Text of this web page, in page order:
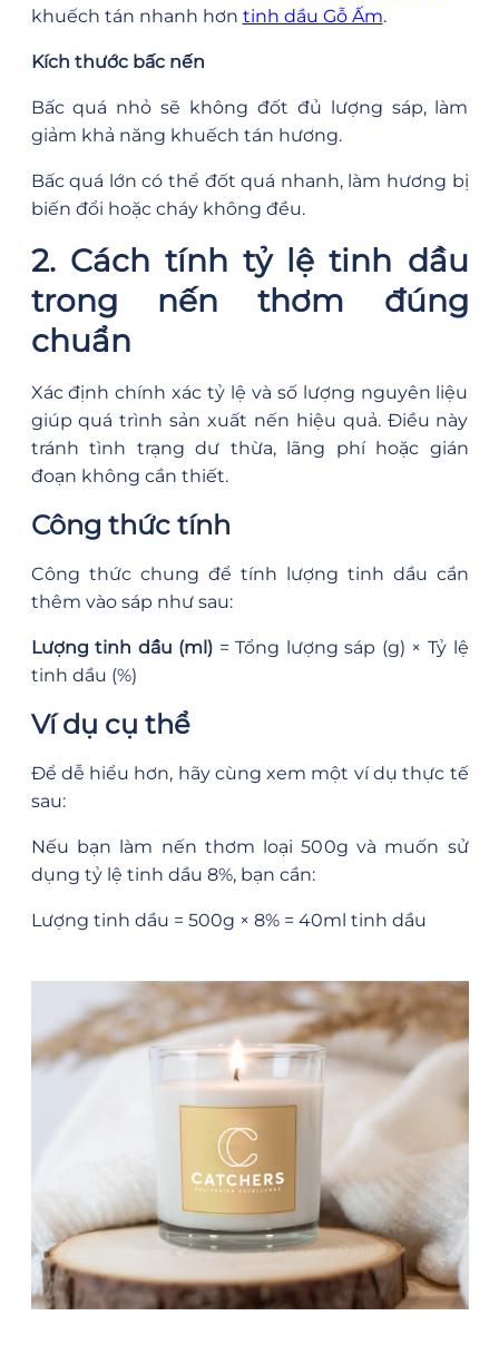
khuếch tán nhanh hơn tinh dầu Gỗ Ấm.
Kích thước bấc nến
Bấc quá nhỏ sẽ không đốt đủ lượng sáp, làm
giảm khả năng khuếch tán hương.
Bấc quá lớn có thể đốt quá nhanh, làm hương bị
biến đổi hoặc cháy không đều.
2. Cách tính tỷ lệ tinh dầu
trong nến thơm đúng
chuẩn
Xác định chính xác tỷ lệ và số lượng nguyên liệu
giúp quá trình sản xuất nến hiệu quả. Điều này
tránh tình trạng dư thừa, lãng phí hoặc gián
đoạn không cần thiết.
Công thức tính
Công thức chung để tính lượng tinh dầu cần
thêm vào sáp như sau:
Lượng tinh dầu (ml) = Tổng lượng sáp (g) × Tỷ lệ
tinh dầu (%)
Ví dụ cụ thể
Để dễ hiểu hơn, hãy cùng xem một ví dụ thực tế
sau:
Nếu bạn làm nến thơm loại 500g và muốn sử
dụng tỷ lệ tinh dầu 8%, bạn cần:
Lượng tinh dầu = 500g × 8% = 40ml tinh dầu